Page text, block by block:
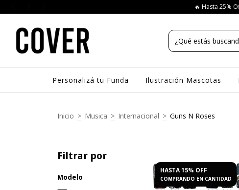
🔥 Hasta 25%
Personalizá tu Funda Ilustración Mascotas
Inicio > Musica > Internacional > Guns N Roses
Filtrar por
Modelo
HASTA 15% OFF
COMPRANDO EN CANTIDAD